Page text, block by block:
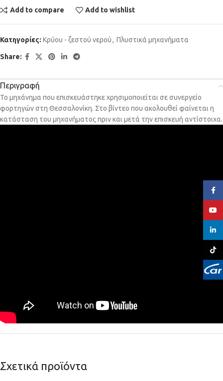
Add to compare Add to wishlist
Κατηγορίες: Κρύου - ζεστού νερού, Πλυστικά μηχανήματα
Share:
Περιγραφή
Το μηχάνημα που επισκευάστηκε χρησιμοποιείται σε συνεργείο
φορτηγών στη Θεσσαλονίκη. Στο βίντεο που ακολουθεί φαίνεται η
κατάσταση του μηχανήματος πριν και μετά την επισκευή αντίστοιχα.
Σχετικά προϊόντα